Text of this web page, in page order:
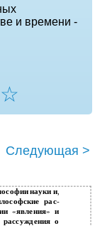
и времени -
☆
Следующая >
науки и,
рас-
«явления»и
рассуждения о